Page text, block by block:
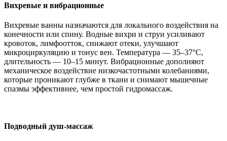
Вихревые и вибрационные
Вихревые ванны назначаются для локального воздействия на
конечности или спину. Водные вихри и струи усиливают
кровоток, лимфоотток, снижают отеки, улучшают
микроциркуляцию и тонус вен. Температура — 35–37°C,
длительность — 10–15 минут. Вибрационные дополняют
механическое воздействие низкочастотными колебаниями,
которые проникают глубже в ткани и снимают мышечные
спазмы эффективнее, чем простой гидромассаж.
Подводный душ-массаж